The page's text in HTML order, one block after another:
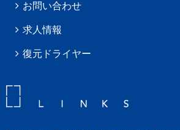
お問い合わせ
求人情報
復元ドライヤー